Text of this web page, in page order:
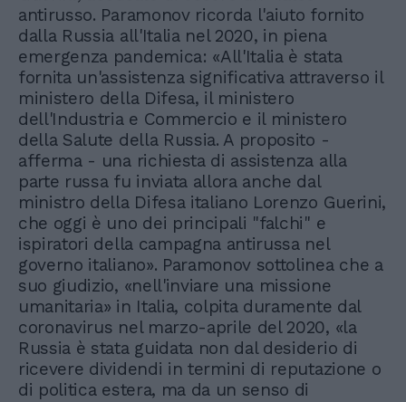
antirusso. Paramonov ricorda l'aiuto fornito
dalla Russia all'Italia nel 2020, in piena
emergenza pandemica: «All'Italia è stata
fornita un'assistenza significativa attraverso il
ministero della Difesa, il ministero
dell'Industria e Commercio e il ministero
della Salute della Russia. A proposito -
afferma - una richiesta di assistenza alla
parte russa fu inviata allora anche dal
ministro della Difesa italiano Lorenzo Guerini,
che oggi è uno dei principali "falchi" e
ispiratori della campagna antirussa nel
governo italiano». Paramonov sottolinea che a
suo giudizio, «nell'inviare una missione
umanitaria» in Italia, colpita duramente dal
coronavirus nel marzo-aprile del 2020, «la
Russia è stata guidata non dal desiderio di
ricevere dividendi in termini di reputazione o
di politica estera, ma da un senso di